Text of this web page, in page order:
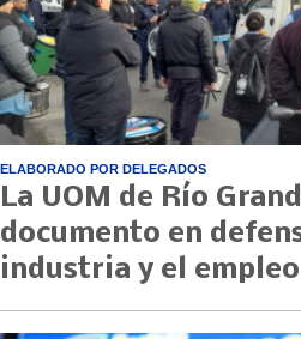
ELABORADO POR DELEGADOS
La UOM de Río
documento en
industria y el empleo